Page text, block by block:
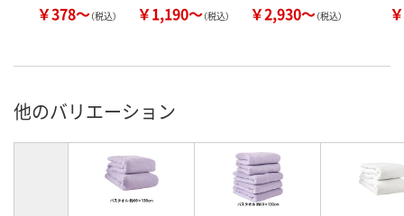
￥378～（税込） ￥1,190～（税込） ￥2,930～（税込）
他のバリエーション